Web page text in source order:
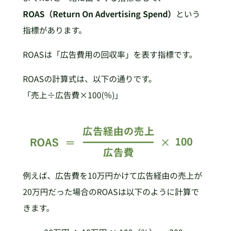
ROAS（Return On Advertising Spend） という
指標があります。
ROASは「広告費用の回収率」を表す指標です。
ROASの計算式は、以下の通りです。
「売上÷広告費×100(％)」
例えば、広告費を10万円かけて広告経由の売上が
20万円だった場合のROASは以下のように計算で
きます。